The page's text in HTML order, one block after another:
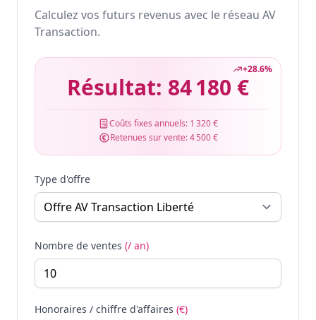
Calculez vos futurs revenus avec le réseau AV
Transaction.
+28.6%
Résultat: 84 180 €
Coûts fixes annuels: 1 320 €
Retenues sur vente:4 500 €
Type d'offre
Nombre de ventes (/ an)
Honoraires / chiffre d'affaires (€)